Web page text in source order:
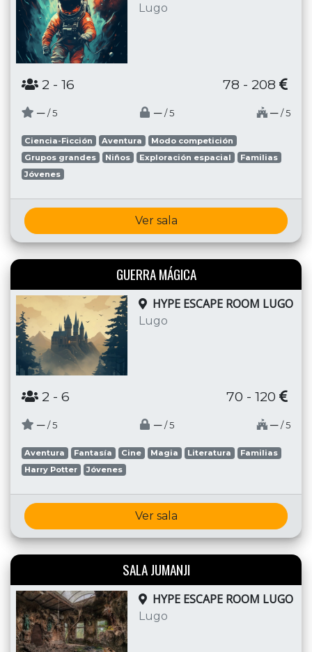
Lugo
2 - 16 78 - 208
─ / 5 ─ / 5 ─ / 5
Ciencia-Ficción Aventura
Modo competición
Grupos grandes
Niños Exploración espacial
Familias
Jóvenes
Ver sala
GUERRA MÁGICA
HYPE ESCAPE ROOM LUGO
Lugo
2 - 6 70 - 120
─ / 5 ─ / 5 ─ / 5
Aventura Fantasía Cine Magia Literatura
Familias
Harry Potter
Jóvenes
Ver sala
SALA JUMANJI
HYPE ESCAPE ROOM LUGO
Lugo